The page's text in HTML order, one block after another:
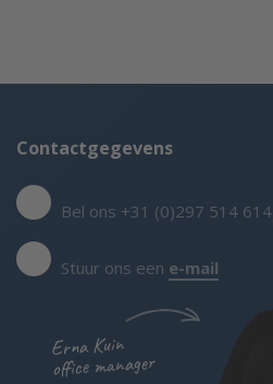
Erna Kuin
office manager
Contactgegevens
Bel ons +31 (0)297 514 614
Stuur ons een e-mail